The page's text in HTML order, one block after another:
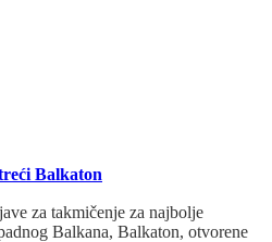
Balkaton
za takmičenje za najbolje
Balkana, Balkaton, otvorene